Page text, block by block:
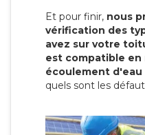
Et pour finir, nous
vérification des
avez sur votre
est compatible
écoulement d'eau
quels sont les